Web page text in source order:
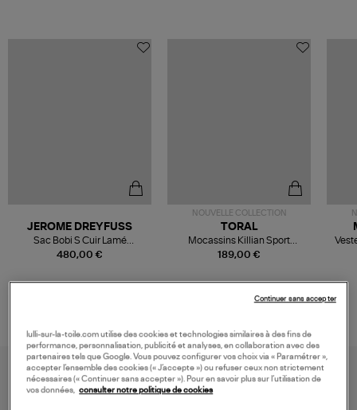
480,00 €
JEROME DREYFUSS
Sac Bobi S Cuir Lamé
Champagne
NOUVELLE COLLECTION
189,00 €
TORAL
Mocassins Killian Sport
Mousse
lulli-sur-la-toile.com utilise des cookies et technologies similaires à des fins de
performance, personnalisation, publicité et analyses, en collaboration avec des
partenaires tels que Google. Vous pouvez configurer vos choix via « Paramétrer »,
accepter l’ensemble des cookies (« J’accepte ») ou refuser ceux non strictement
nécessaires (« Continuer sans accepter »). Pour en savoir plus sur l’utilisation de
vos données, consulter notre politique de cookies
Continuer sans accepter